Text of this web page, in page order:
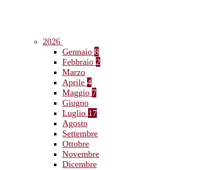
2026
Gennaio 8
Febbraio 2
Marzo
Aprile 4
Maggio 7
Giugno
Luglio 17
Agosto
Settembre
Ottobre
Novembre
Dicembre